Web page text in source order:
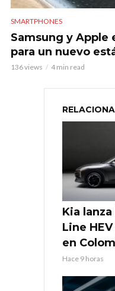
SMARTPHONES
Samsung y Apple
para un nuevo
136 views 4 min read
Kia
Line
en
Hace 9 horas